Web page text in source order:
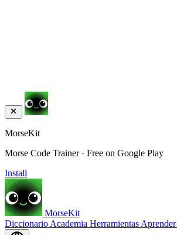
MorseKit
Morse Code Trainer · Free on Google Play
Install
MorseKit
Diccionario Academia Herramientas Aprender